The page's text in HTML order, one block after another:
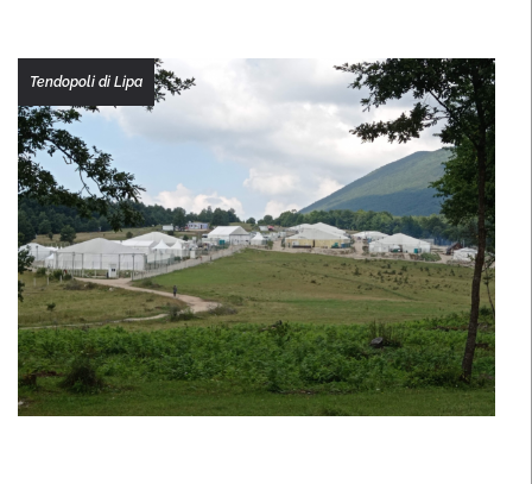
Tendopoli di Lipa